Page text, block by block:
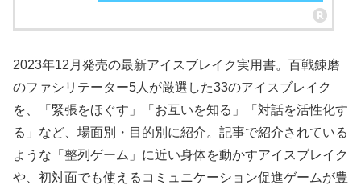
2023年12月発売の最新アイスブレイク実用書。百戦錬磨
のファシリテーター5人が厳選した33のアイスブレイク
を、「緊張をほぐす」「お互いを知る」「対話を活性化す
る」など、場面別・目的別に紹介。記事で紹介されている
ような「整列ゲーム」に近い身体を動かすアイスブレイク
や、初対面でも使えるコミュニケーション促進ゲームが豊